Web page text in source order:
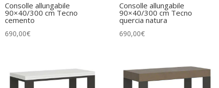
Consolle allungabile
90×40/300 cm Tecno
cemento
690,00€
Consolle allungabile
90×40/300 cm Tecno
quercia natura
690,00€